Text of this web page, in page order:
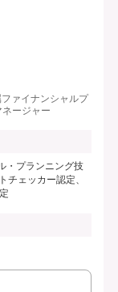
ァイナンシャルプ
ージャー
・プランニング技
ェッカー認定、